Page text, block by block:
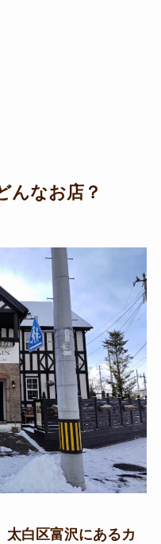
んなお店？
太白区富沢にあるカ